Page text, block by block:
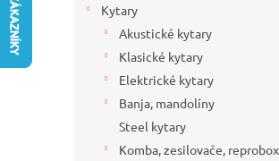
Kytary
Akustické kytary
Klasické kytary
Elektrické kytary
Banja, mandolíny
Steel kytary
Komba, zesilovače,